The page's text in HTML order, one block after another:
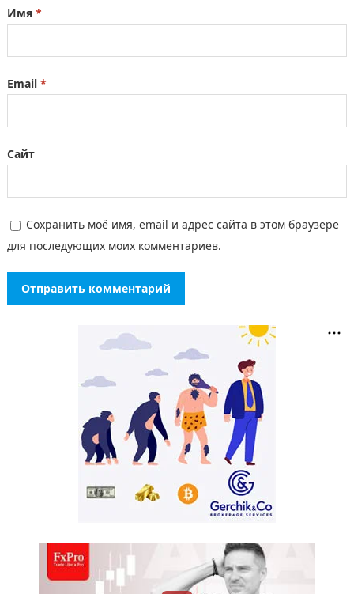
Имя *
Email *
Сайт
Сохранить моё имя, email и адрес сайта в этом браузере
для последующих моих комментариев.